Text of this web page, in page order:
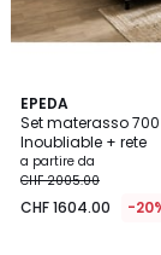
EPEDA
Set materasso
Inoubliable + rete
a partire da
CHF 2005.00
CHF 1604.00 -